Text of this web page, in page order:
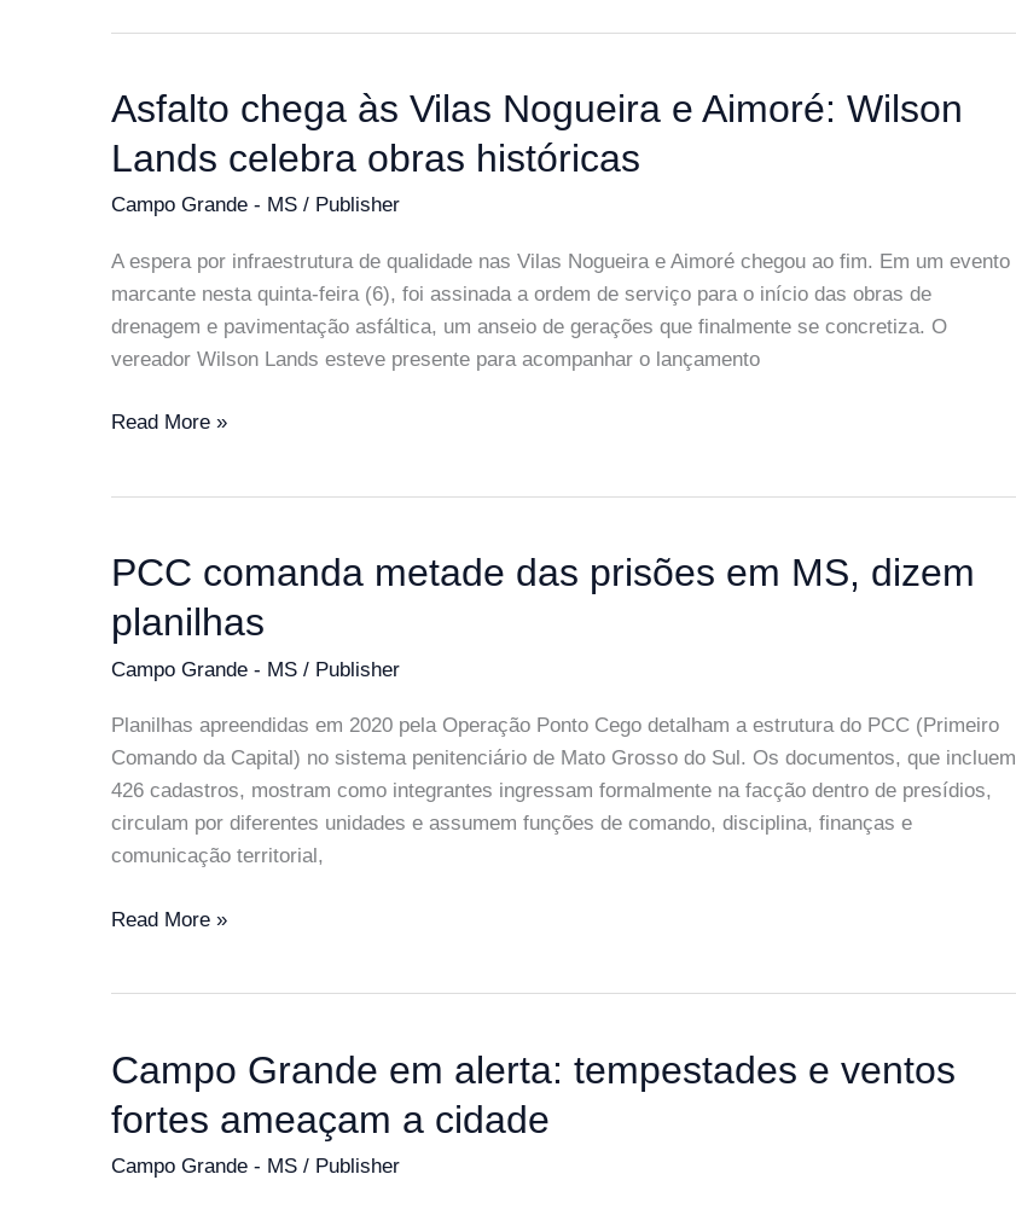
causa
morte
motociclista
em
Grande
Asfalto chega às Vilas Nogueira e Aimoré: Wilson
Lands celebra obras históricas
Campo Grande - MS / Publisher
A espera por infraestrutura de qualidade nas Vilas Nogueira e Aimoré chegou ao fim. Em um evento
marcante nesta quinta-feira (6), foi assinada a ordem de serviço para o início das obras de
drenagem e pavimentação asfáltica, um anseio de gerações que finalmente se concretiza. O
vereador Wilson Lands esteve presente para acompanhar o lançamento
Asfalto
e
Aimoré:
Wilson
Lands
celebra
obras
históricas
Read More »
PCC comanda metade das prisões em MS, dizem
planilhas
Campo Grande - MS / Publisher
Planilhas apreendidas em 2020 pela Operação Ponto Cego detalham a estrutura do PCC (Primeiro
Comando da Capital) no sistema penitenciário de Mato Grosso do Sul. Os documentos, que incluem
426 cadastros, mostram como integrantes ingressam formalmente na facção dentro de presídios,
circulam por diferentes unidades e assumem funções de comando, disciplina, finanças e
comunicação territorial,
PCC
em
MS,
planilhas
Read More »
Campo Grande em alerta: tempestades e ventos
fortes ameaçam a cidade
Campo Grande - MS / Publisher